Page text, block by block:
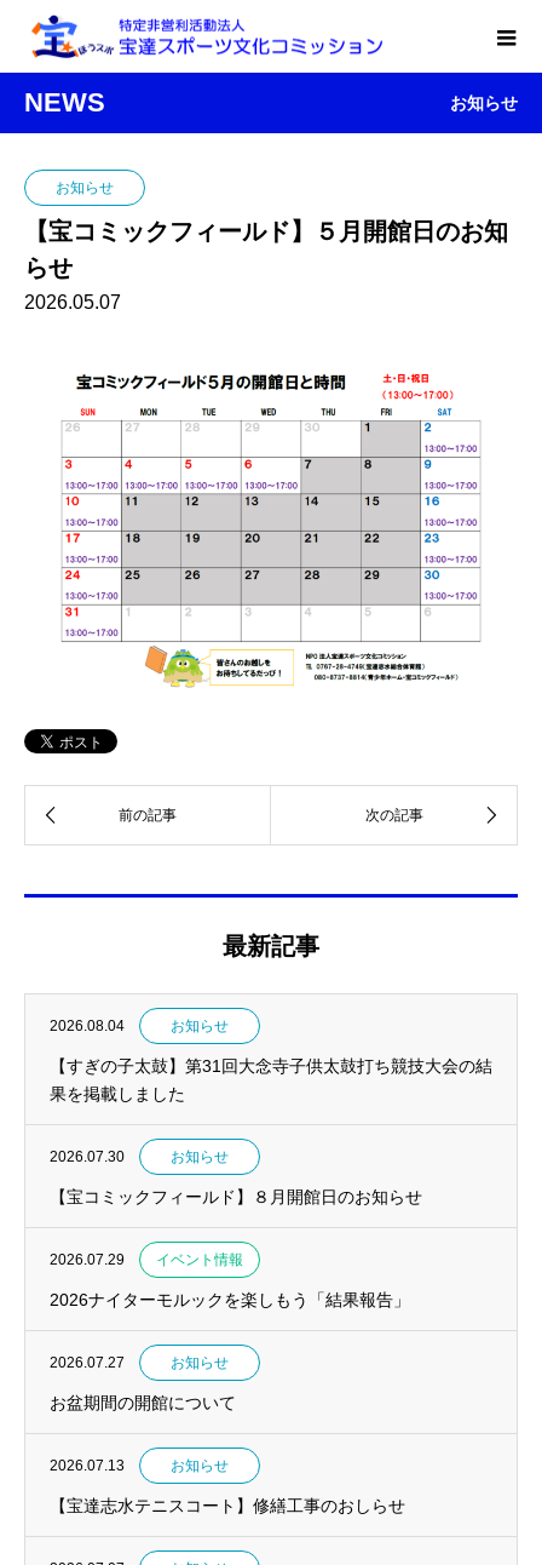
NEWS お知らせ
お知らせ
【宝コミックフィールド】５月開館日のお知
らせ
2026.05.07
最新記事
2026.08.04 お知らせ
【すぎの子太鼓】第31回大念寺子供太鼓打ち競技大会の結
果を掲載しました
2026.07.30 お知らせ
【宝コミックフィールド】８月開館日のお知らせ
2026.07.29 イベント情報
2026ナイターモルックを楽しもう「結果報告」
2026.07.27 お知らせ
お盆期間の開館について
2026.07.13 お知らせ
【宝達志水テニスコート】修繕工事のおしらせ